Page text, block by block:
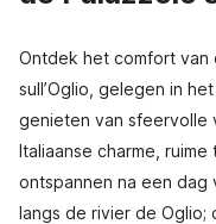
Ontdek het comfort van
sull’Oglio, gelegen in
genieten van sfeervolle
Italiaanse charme,
ontspannen na een dag
langs de rivier de